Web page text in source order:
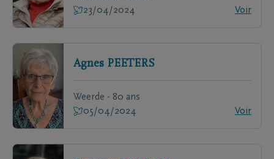
23/04/2024
Voir
Agnes PEETERS
Weerde - 80 ans
05/04/2024
Voir